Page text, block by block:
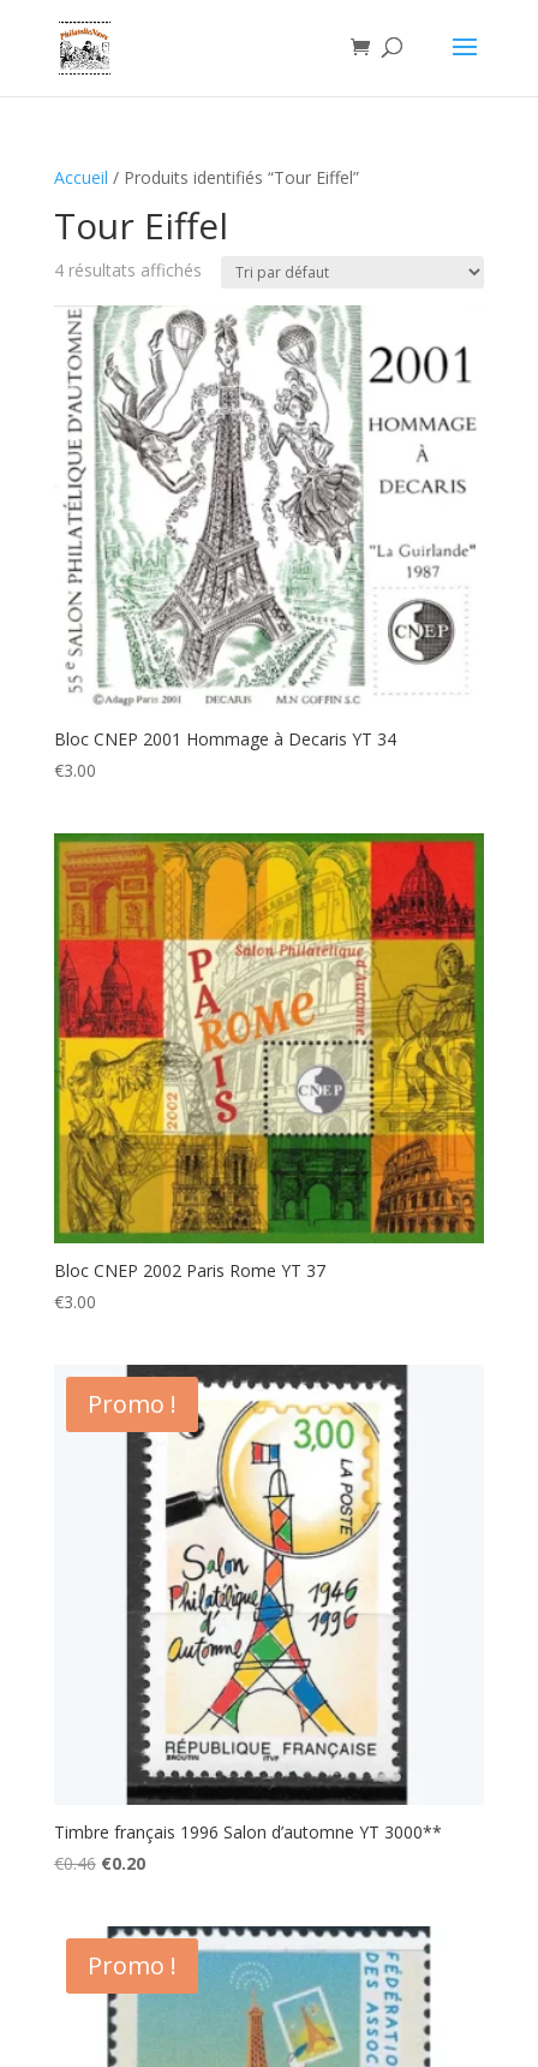
Accueil / Produits identifiés “Tour Eiffel”
Tour Eiffel
4 résultats affichés
Bloc CNEP 2001 Hommage à Decaris YT 34
€3.00
Bloc CNEP 2002 Paris Rome YT 37
€3.00
Promo !
Timbre français 1996 Salon d’automne YT 3000**
€0.46 Le
était :
€0.46.
€0.20Le
est :
€0.20.
Promo !